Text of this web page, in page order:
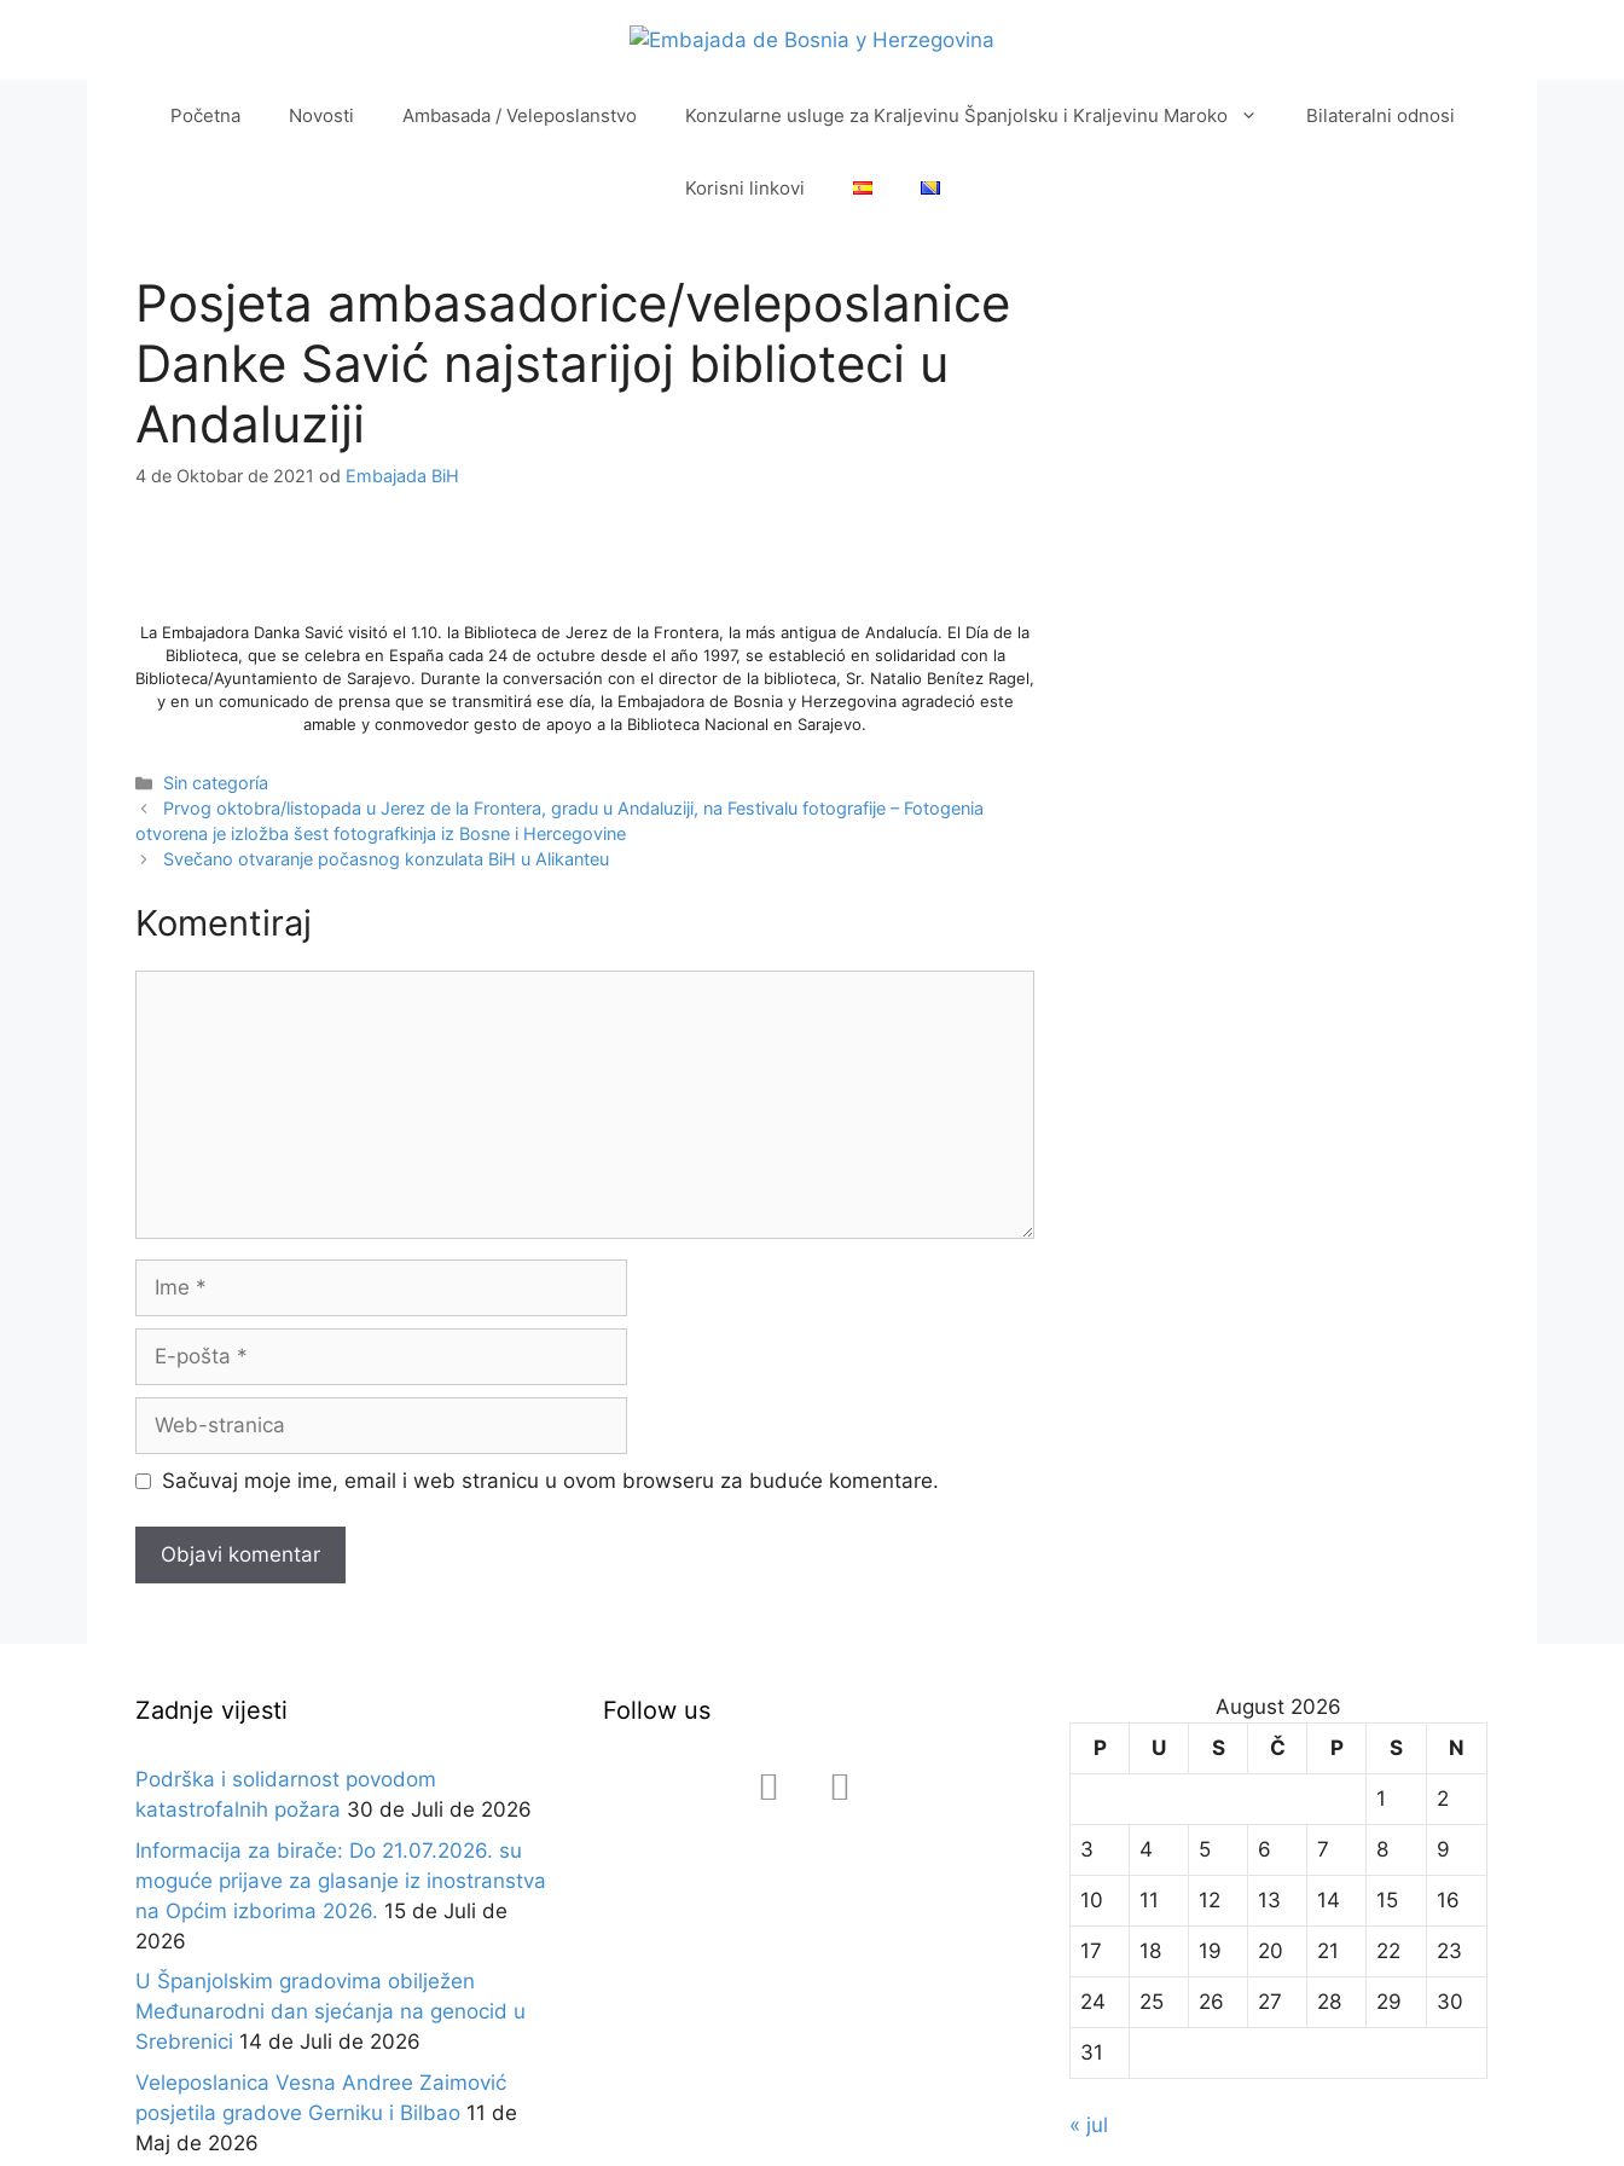
Početna Novosti Ambasada / Veleposlanstvo Konzularne usluge za Kraljevinu Španjolsku i Kraljevinu Maroko Bilateralni odnosi
Korisni linkovi
Posjeta ambasadorice/veleposlanice
Danke Savić najstarijoj biblioteci u
Andaluziji
4 de Oktobar de 2021 od Embajada BiH
La Embajadora Danka Savić visitó el 1.10. la Biblioteca de Jerez de la Frontera, la más antigua de Andalucía. El Día de la
Biblioteca, que se celebra en España cada 24 de octubre desde el año 1997, se estableció en solidaridad con la
Biblioteca/Ayuntamiento de Sarajevo. Durante la conversación con el director de la biblioteca, Sr. Natalio Benítez Ragel,
y en un comunicado de prensa que se transmitirá ese día, la Embajadora de Bosnia y Herzegovina agradeció este
amable y conmovedor gesto de apoyo a la Biblioteca Nacional en Sarajevo.
Kategorije
Sin categoría
Prvog oktobra/listopada u Jerez de la Frontera, gradu u Andaluziji, na Festivalu fotografije – Fotogenia
otvorena je izložba šest fotografkinja iz Bosne i Hercegovine
Svečano otvaranje počasnog konzulata BiH u Alikanteu
Komentiraj
pošta
stranica
Sačuvaj moje ime, email i web stranicu u ovom browseru za buduće komentare.
Zadnje vijesti
Podrška i solidarnost povodom
katastrofalnih požara 30 de Juli de 2026
Informacija za birače: Do 21.07.2026. su
moguće prijave za glasanje iz inostranstva
na Općim izborima 2026. 15 de Juli de
2026
U Španjolskim gradovima obilježen
Međunarodni dan sjećanja na genocid u
Srebrenici 14 de Juli de 2026
Veleposlanica Vesna Andree Zaimović
posjetila gradove Gerniku i Bilbao 11 de
Maj de 2026
Follow us
facebook instagram
August 2026
P
U S Č P S N
1 2
3 4 5 6 7 8 9
10 11 12 13 14 15 16
17 18 19 20 21 22 23
24 25 26 27 28 29 30
31
« jul